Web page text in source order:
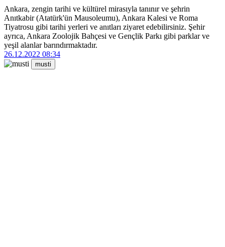
Ankara, zengin tarihi ve kültürel mirasıyla tanınır ve şehrin
Anıtkabir (Atatürk'ün Mausoleumu), Ankara Kalesi ve Roma
Tiyatrosu gibi tarihi yerleri ve anıtları ziyaret edebilirsiniz. Şehir
ayrıca, Ankara Zoolojik Bahçesi ve Gençlik Parkı gibi parklar ve
yeşil alanlar barındırmaktadır.
26.12.2022 08:34
musti